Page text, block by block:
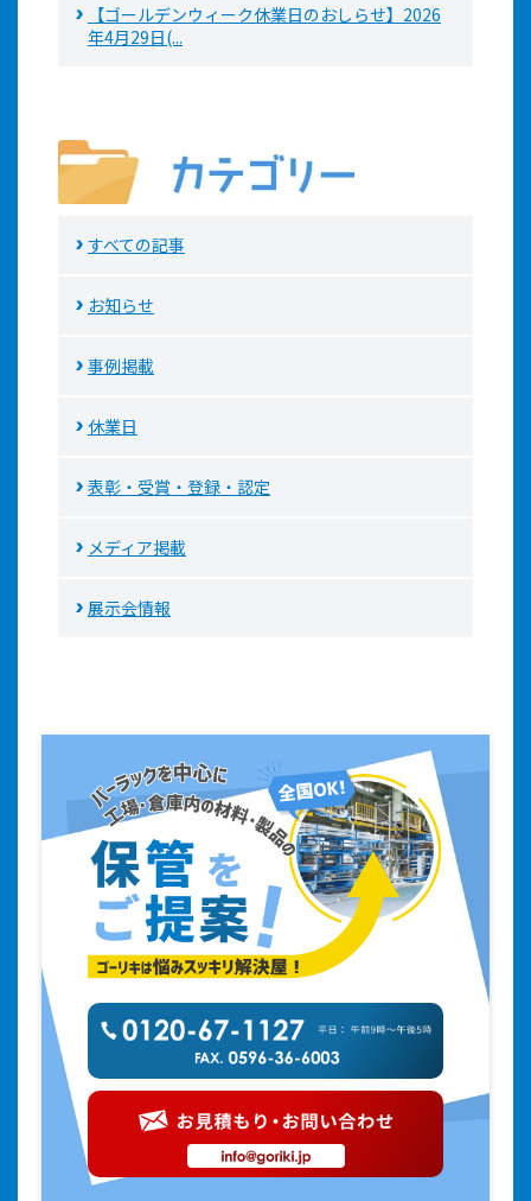
【ゴールデンウィーク休業日のおしらせ】2026
年4月29日(...
すべての記事
お知らせ
事例掲載
休業日
表彰・受賞・登録・認定
メディア掲載
展示会情報